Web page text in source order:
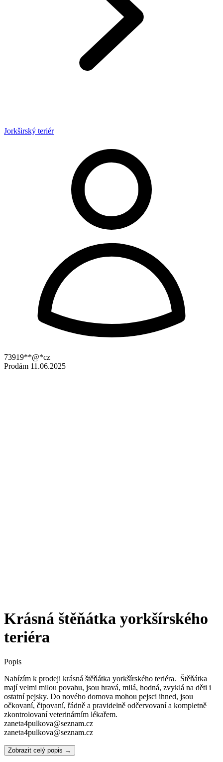
Jorkširský teriér
73919**@*cz
Prodám 11.06.2025
Krásná štěňátka yorkšírského
teriéra
Popis
Nabízím k prodeji krásná štěňátka yorkšírského teriéra. Štěňátka
mají velmi milou povahu, jsou hravá, milá, hodná, zvyklá na děti i
ostatní pejsky. Do nového domova mohou pejsci ihned, jsou
očkovaní, čipovaní, řádně a pravidelně odčervovaní a kompletně
zkontrolovaní veterinárním lékařem.
zaneta4pulkova@seznam.cz
zaneta4pulkova@seznam.cz
Zobrazit celý popis →